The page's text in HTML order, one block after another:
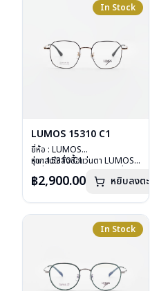
In Stock
LUMOS 15310 C1
ยี่ห้อ : LUMOS
รุ่น : 15310 C1
เลนส์ : Demo Lens
น้ำหนัก : 16 กรัม
อุปกรณ์ : กล่องแว่น , ผ้าเช็ดแว่น
หากสนใจสั่งชื้อแว่นตา LUMOS
ลงไว้กรุณาติดต่อเราคลิก
฿2,900.00 หยิบลงตะกร้า
In Stock